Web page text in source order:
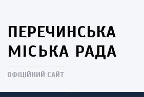
ПЕРЕЧИНСЬКА
МІСЬКА РАДА
ОФІЦІЙНИЙ САЙТ